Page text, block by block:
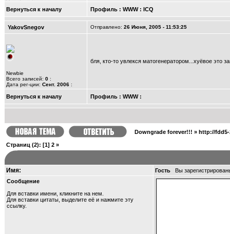
Вернуться к началу Профиль : WWW: ICQ
YakovSnegov Отправлено: 26 Июня, 2005 - 11:53:25
Newbie
Всего записей: 0 :
Дата рег-ции: Сент. 2006 :
бля, кто-то увлекся матогенератором...хуёвое это
Вернуться к началу Профиль : WWW:
Downgrade forever!!! » http://fdd5-
Страниц (2): [1] 2 »
Имя: Гость
Вы
Сообщение
Для вставки имени, кликните на нем.
Для вставки цитаты, выделите её и нажмите эту
ссылку.